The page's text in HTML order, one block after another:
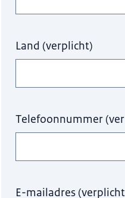
Land (verplicht)
Telefoonnummer (
E-mailadres (verplicht